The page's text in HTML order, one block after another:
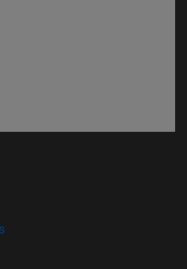
ventana)
(abre en nueva ventana)
en nueva ventana)